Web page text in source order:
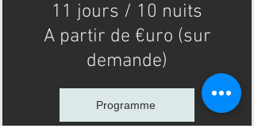
11 jours / 10 nuits
A partir de €uro (sur
demande)
Programme